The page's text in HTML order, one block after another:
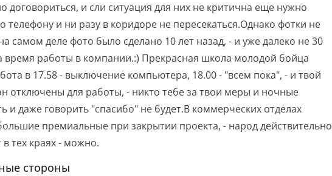
договориться, и сли ситуация для них не критична еще нужно
телефону и ни разу в коридоре не пересекаться.Однако фотки не
самом деле фото было сделано 10 лет назад, - и уже далеко не 30
время работы в компании.:) Прекрасная школа молодой бойца
в 17.58 - выключение компьютера, 18.00 - "всем пока", - и твой
отключены для работы, - никто тебе за твои меры и ночные
и даже говорить "спасибо" не будет.В коммерческих отделах
премиальные при закрытии проекта, - народ действительно
тех краях - можно.
стороны